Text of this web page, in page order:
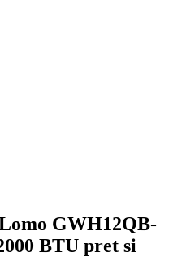
GWH12QB-
BTU pret si